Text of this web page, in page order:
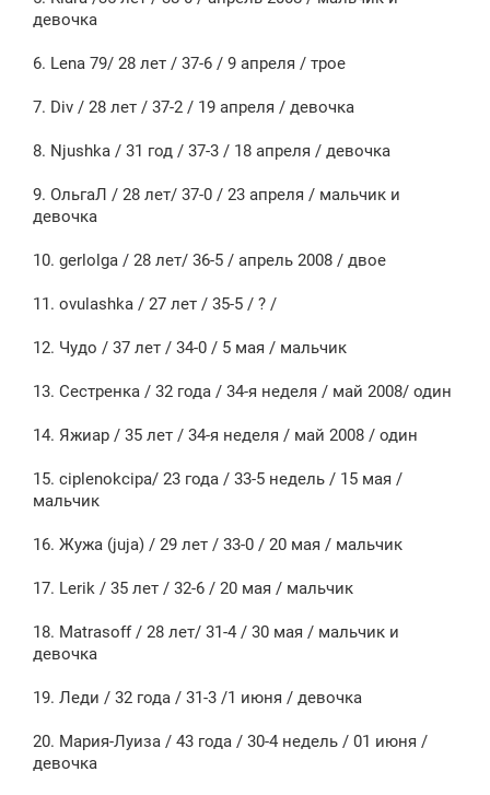
девочка
6. Lena 79/ 28 лет / 37-6 / 9 апреля / трое
7. Div / 28 лет / 37-2 / 19 апреля / девочка
8. Njushka / 31 год / 37-3 / 18 апреля / девочка
9. ОльгаЛ / 28 лет/ 37-0 / 23 апреля / мальчик и
девочка
10. gerlolga / 28 лет/ 36-5 / апрель 2008 / двое
11. ovulashka / 27 лет / 35-5 / ? /
12. Чудо / 37 лет / 34-0 / 5 мая / мальчик
13. Сестренка / 32 года / 34-я неделя / май 2008/ один
14. Яжиар / 35 лет / 34-я неделя / май 2008 / один
15. ciplenokcipa/ 23 года / 33-5 недель / 15 мая /
мальчик
16. Жужа (juja) / 29 лет / 33-0 / 20 мая / мальчик
17. Lerik / 35 лет / 32-6 / 20 мая / мальчик
18. Matrasoff / 28 лет/ 31-4 / 30 мая / мальчик и
девочка
19. Леди / 32 года / 31-3 /1 июня / девочка
20. Мария-Луиза / 43 года / 30-4 недель / 01 июня /
девочка